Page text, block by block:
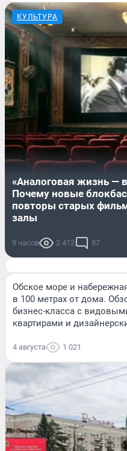
КУЛЬТУРА
«Аналоговая жизнь —
Почему новые
повторы старых
залы
9 часов 2 412 87
Обское море и
в 100 метрах от дома.
бизнес-класса с
квартирами и
4 августа 1 021